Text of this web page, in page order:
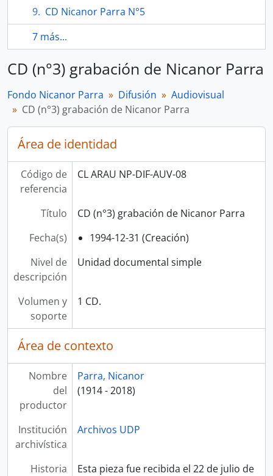
CD Nicanor Parra N°5
7 más...
CD (n°3) grabación de Nicanor Parra
Fondo Nicanor Parra Difusión
Audiovisual
CD (n°3) grabación de Nicanor Parra
Área de identidad
Código de
referencia
CL ARAU NP-DIF-AUV-08
Título
CD (n°3) grabación de Nicanor Parra
Fecha(s)
1994-12-31 (Creación)
Nivel de
descripción
Unidad documental simple
Volumen y
soporte
1 CD.
Área de contexto
Nombre
del
productor
Parra, Nicanor
(1914 - 2018)
Institución
archivística
Archivos UDP
Historia
Esta pieza fue recibida el 22 de julio de